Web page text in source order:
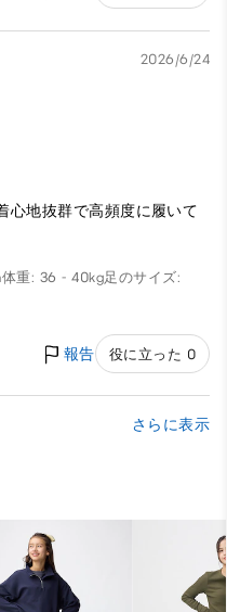
2026/6/24
心地抜群で高頻度に履いて
体重: 36 - 40kg足のサイズ:
報告 役に立った 0
さらに表示